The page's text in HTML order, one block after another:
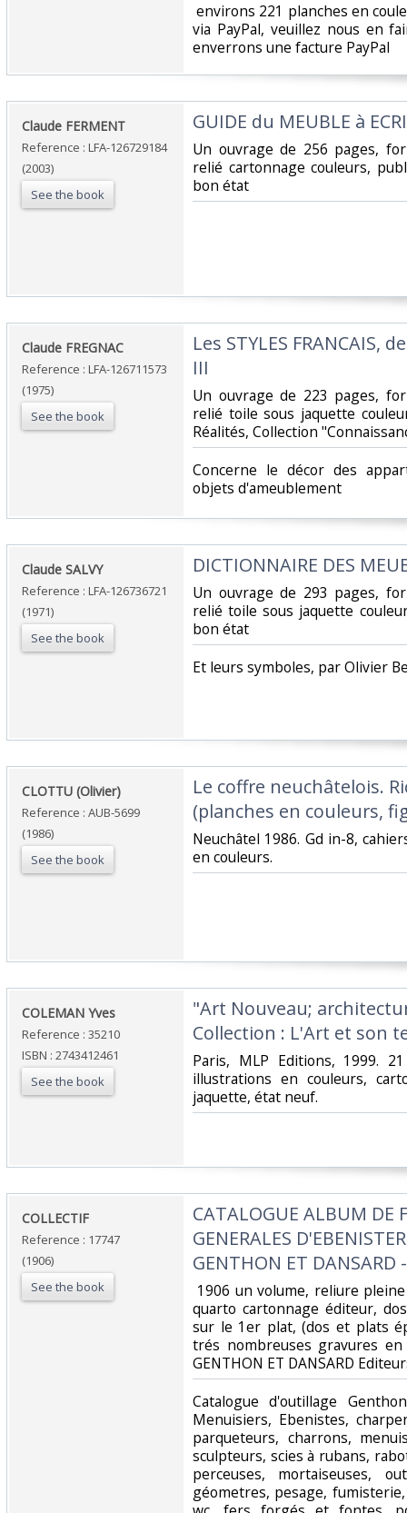
environs 221 planches en
via PayPal, veuillez nous en
enverrons une facture PayPal‎
‎Claude FERMENT‎
Reference : LFA-126729184
(2003)
See the book
‎GUIDE du MEUBLE à
‎Un ouvrage de 256 pages,
relié cartonnage couleurs,
bon état‎
‎Claude FREGNAC‎
Reference : LFA-126711573
(1975)
See the book
‎Les STYLES FRANCAIS,
III‎
‎Un ouvrage de 223 pages,
relié toile sous jaquette
Réalités, Collection
‎Concerne le décor des
objets d'ameublement‎
‎Claude SALVY‎
Reference : LFA-126736721
(1971)
See the book
‎DICTIONNAIRE DES
‎Un ouvrage de 293 pages,
relié toile sous jaquette
bon état‎
‎Et leurs symboles, par Olivier
‎CLOTTU (Olivier)‎
Reference : AUB-5699
(1986)
See the book
‎Le coffre neuchâtelois.
(planches en couleurs,
‎Neuchâtel 1986. Gd in-8,
en couleurs.‎
‎COLEMAN Yves‎
Reference : 35210
ISBN : 2743412461
See the book
‎"Art Nouveau;
Collection : L'Art et son
‎Paris, MLP Editions, 1999.
illustrations en couleurs,
jaquette, état neuf.‎
‎COLLECTIF‎
Reference : 17747
(1906)
See the book
‎CATALOGUE ALBUM DE
GENERALES
GENTHON ET DANSARD
1906 un volume, reliure
quarto cartonnage éditeur,
sur le 1er plat, (dos et plats
trés nombreuses gravures
GENTHON ET DANSARD
‎Catalogue d'outillage
Menuisiers, Ebenistes,
parqueteurs, charrons,
sculpteurs, scies à rubans,
perceuses, mortaiseuses,
géometres, pesage,